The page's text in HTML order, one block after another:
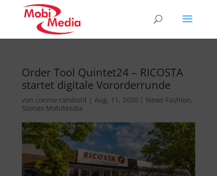
Order Tool Quintet24 – RICOSTA
startet digitale Vororderrunde
von connie rambold | Aug. 11, 2020 | News Fashion,
Stories MobiMedia